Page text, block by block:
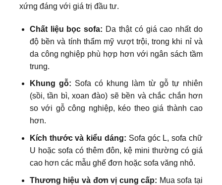
xứng đáng với giá trị đầu tư.
Chất liệu bọc sofa: Da thật có giá cao nhất do
độ bền và tính thẩm mỹ vượt trội, trong khi nỉ và
da công nghiệp phù hợp hơn với ngân sách tầm
trung.
Khung gỗ: Sofa có khung làm từ gỗ tự nhiên
(sồi, tần bì, xoan đào) sẽ bền và chắc chắn hơn
so với gỗ công nghiệp, kéo theo giá thành cao
hơn.
Kích thước và kiểu dáng: Sofa góc L, sofa chữ
U hoặc sofa có thêm đôn, kệ mini thường có giá
cao hơn các mẫu ghế đơn hoặc sofa văng nhỏ.
Thương hiệu và đơn vị cung cấp: Mua sofa tại